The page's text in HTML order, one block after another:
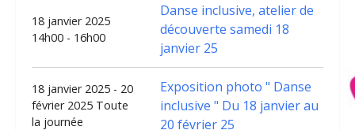
18 janvier 2025
14h00 - 16h00
Danse inclusive, atelier de
découverte samedi 18
janvier 25
18 janvier 2025 - 20
février 2025 Toute
la journée
Exposition photo " Danse
inclusive " Du 18 janvier au
20 février 25